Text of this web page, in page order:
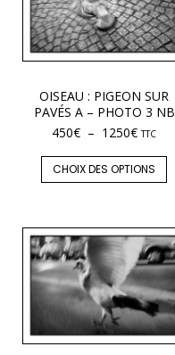
OISEAU : PIGEON SUR
PAVÉS A – PHOTO 3 NB
450€ – 1250€ TTC
CHOIX DES OPTIONS